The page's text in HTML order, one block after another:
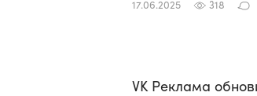
17.06.2025 318
VK Реклама